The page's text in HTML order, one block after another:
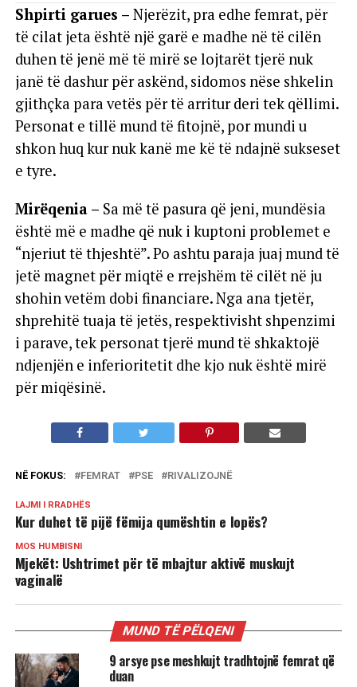
Shpirti garues – Njerëzit, pra edhe femrat, për
të cilat jeta është një garë e madhe në të cilën
duhen të jenë më të mirë se lojtarët tjerë nuk
janë të dashur për askënd, sidomos nëse shkelin
gjithçka para vetës për të arritur deri tek qëllimi.
Personat e tillë mund të fitojnë, por mundi u
shkon huq kur nuk kanë me kë të ndajnë sukseset
e tyre.
Mirëqenia – Sa më të pasura që jeni, mundësia
është më e madhe që nuk i kuptoni problemet e
“njeriut të thjeshtë”. Po ashtu paraja juaj mund të
jetë magnet për miqtë e rrejshëm të cilët në ju
shohin vetëm dobi financiare. Nga ana tjetër,
shprehitë tuaja të jetës, respektivisht shpenzimi
i parave, tek personat tjerë mund të shkaktojë
ndjenjën e inferioritetit dhe kjo nuk është mirë
për miqësinë.
NË FOKUS: FEMRAT PSE RIVALIZOJNË
LAJMI I RRADHËS
Kur duhet të pijë fëmija qumështin e lopës?
MOS HUMBISNI
Mjekët: Ushtrimet për të mbajtur aktivë muskujt
vaginalë
MUND TË PËLQENI
9 arsye pse meshkujt tradhtojnë femrat që
duan